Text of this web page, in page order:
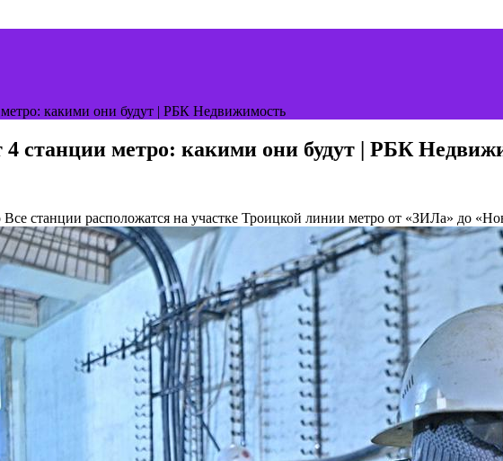
какими они будут | РБК Недвижимость
4 станции метро: какими они будут | РБК
Все станции расположатся на участке Троицкой линии метро от «ЗИЛа» до